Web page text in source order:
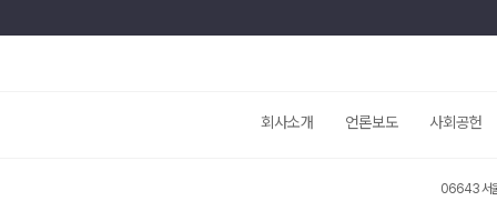
회사소개 언론보도 사회공헌
06643 서